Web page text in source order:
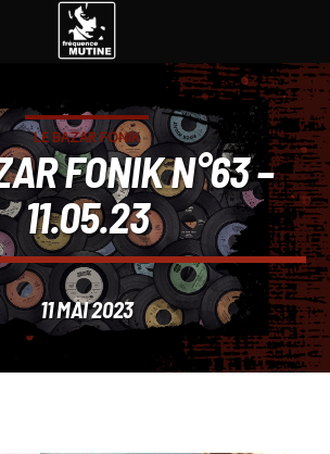
LE BAZAR FONIK
FONIK N°63 –
11.05.23
11 MAI 2023